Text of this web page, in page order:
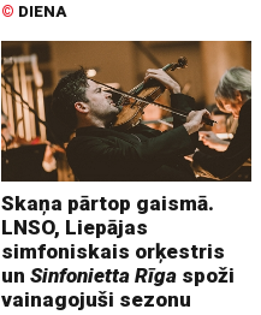
© DIENA
Skaņa pārtop gaismā.
LNSO, Liepājas
simfoniskais orķestris
unSinfonietta Rīga spoži
vainagojuši sezonu